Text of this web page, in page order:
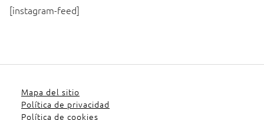
[instagram-feed]
Mapa del sitio
Política de privacidad
Política de cookies